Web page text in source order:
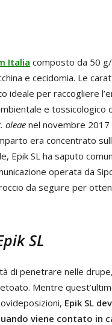
Italia composto da 50
e cecidomia. Le
ideale per raccogliere
e tossicologico
oleae nel novembre
era concentrato
Epik SL ha saputo
operata da
da seguire per
SL
di penetrare nelle
Mentre
Epik SL
viene contato in